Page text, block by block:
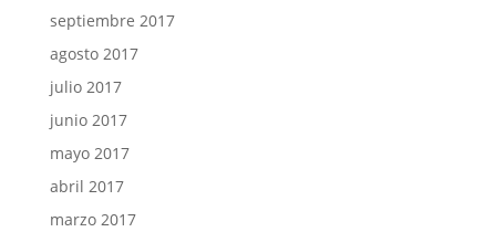
septiembre 2017
agosto 2017
julio 2017
junio 2017
mayo 2017
abril 2017
marzo 2017